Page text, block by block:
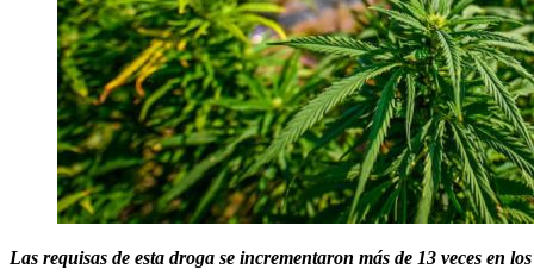
Las requisas de esta droga se incrementaron más de 13 veces en